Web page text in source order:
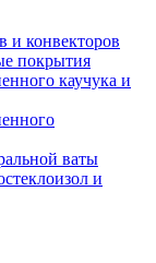
и конвекторов
покрытия
каучука и
ваты
и